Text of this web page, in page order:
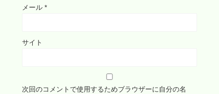
メール *
サイト
次回のコメントで使用するためブラウザーに自分の名